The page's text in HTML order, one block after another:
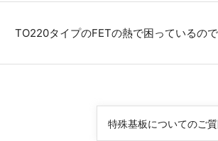
TO220タイプのFETの熱で困っているの
特殊基板についてのご